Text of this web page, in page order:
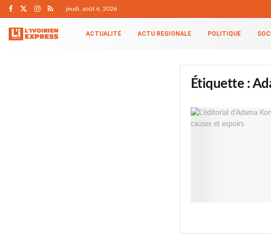
jeudi, août 6, 2026
ACTUALITÉ ACTU REGIONALE POLITIQUE
Étiquette :